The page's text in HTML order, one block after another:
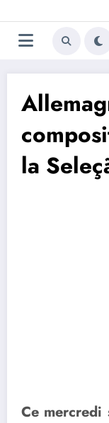
au
contenu
la
Ce mercredi